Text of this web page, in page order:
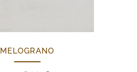
MELOGRANO